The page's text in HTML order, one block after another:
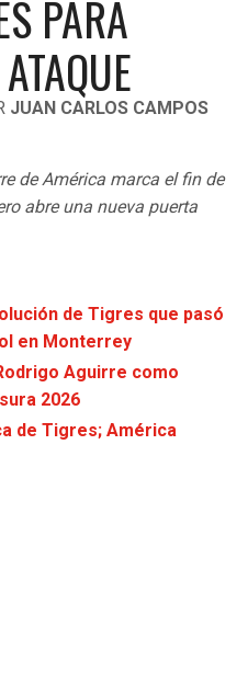
PARA
JUAN CARLOS CAMPOS
de América marca el fin de
abre una nueva puerta
de Tigres que pasó
en Monterrey
Aguirre como
2026
de Tigres; América